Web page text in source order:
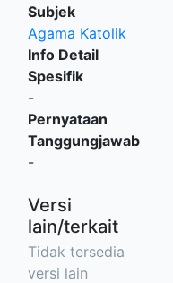
Subjek
Agama Katolik
Info Detail
Spesifik
-
Pernyataan
Tanggungjawab
-
Versi
lain/terkait
Tidak tersedia
versi lain